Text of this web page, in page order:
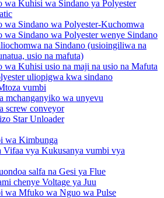
wa Kuhisi wa Sindano ya Polyester
wa Sindano wa Polyester-Kuchomwa
wa Sindano wa Polyester wenye Sindano
na Sindano (usioingiliwa na
usio na mafuta)
wa Kuhisi usio na maji na usio na Mafuta
uliopigwa kwa sindano
vumbi
mchanganyiko wa unyevu
screw conveyor
Star Unloader
wa Kimbunga
Vifaa vya Kukusanya vumbi vya
salfa na Gesi ya Flue
chenye Voltage ya Juu
wa Mfuko wa Nguo wa Pulse